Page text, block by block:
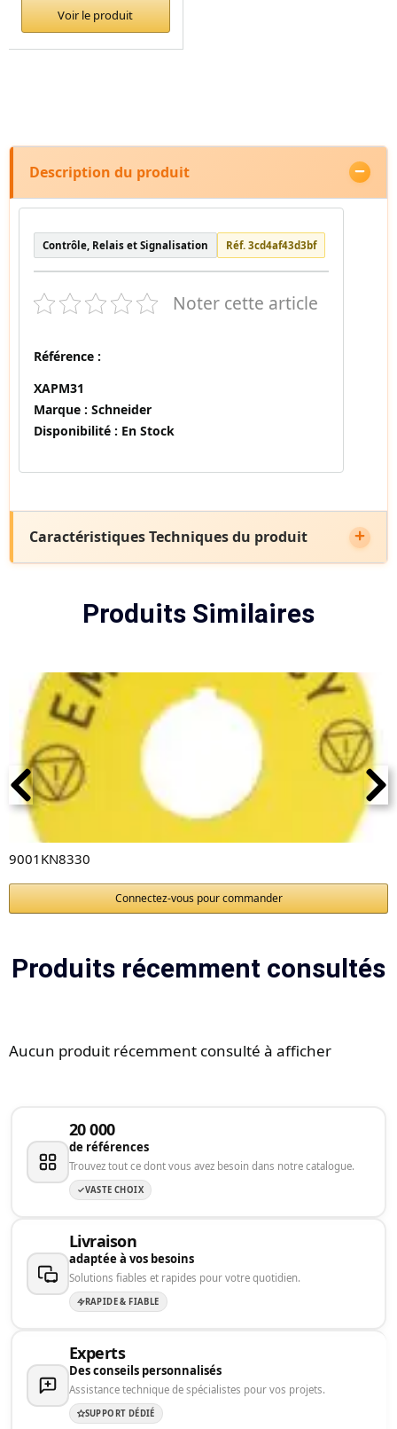
Voir le produit
Description du produit
Contrôle, Relais et Signalisation Réf. 3cd4af43d3bf
Noter cette article
Référence :
XAPM31
Marque : Schneider
Disponibilité : En Stock
Caractéristiques Techniques du produit
Produits Similaires
9001KN8330
Connectez-vous pour commander
Produits récemment consultés
Aucun produit récemment consulté à afficher
20 000
de références
Trouvez tout ce dont vous avez besoin dans notre catalogue.
VASTE CHOIX
Livraison
adaptée à vos besoins
Solutions fiables et rapides pour votre quotidien.
RAPIDE & FIABLE
Experts
Des conseils personnalisés
Assistance technique de spécialistes pour vos projets.
SUPPORT DÉDIÉ